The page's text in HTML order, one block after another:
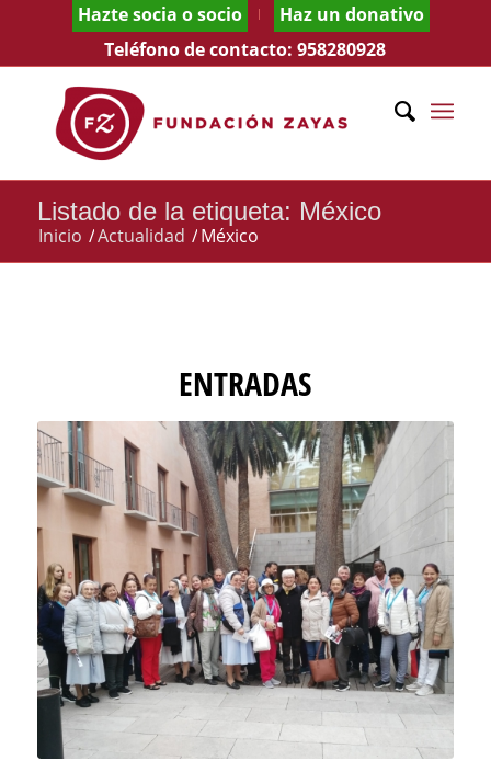
Hazte socia o socio
Haz un donativo
Teléfono de contacto:958280928
Listado de la etiqueta: México
Inicio /Actualidad /México
ENTRADAS